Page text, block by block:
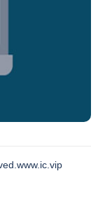
www.ic.vip